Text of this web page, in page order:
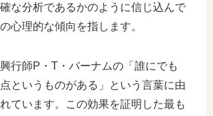
な分析であるかのように信じ込んで
心理的な傾向を指します。
行師P・T・バーナムの「誰にでも
というものがある」という言葉に由
ています。この効果を証明した最も